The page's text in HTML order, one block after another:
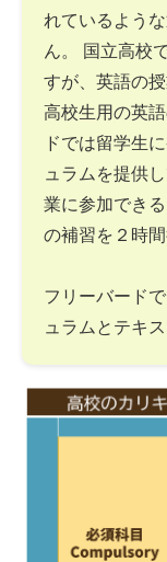
れているよう
ん。 国立高校
すが、英語の
高校生用の英
ドでは留学生
ュラムを提供
業に参加でき
の補習を２時
フリーバード
ュラムとテキ